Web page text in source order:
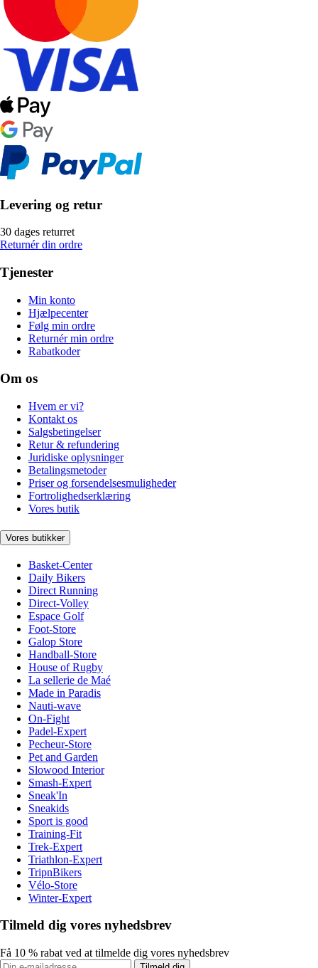
Levering og retur
30 dages returret
Returnér din ordre
Tjenester
Min konto
Hjælpecenter
Følg min ordre
Returnér min ordre
Rabatkoder
Om os
Hvem er vi?
Kontakt os
Salgsbetingelser
Retur & refundering
Juridiske oplysninger
Betalingsmetoder
Priser og forsendelsesmuligheder
Fortrolighedserklæring
Vores butik
Vores butikker
Basket-Center
Daily Bikers
Direct Running
Direct-Volley
Espace Golf
Foot-Store
Galop Store
Handball-Store
House of Rugby
La sellerie de Maé
Made in Paradis
Nauti-wave
On-Fight
Padel-Expert
Pecheur-Store
Pet and Garden
Slowood Interior
Smash-Expert
Sneak'In
Sneakids
Sport is good
Training-Fit
Trek-Expert
Triathlon-Expert
TripnBikers
Vélo-Store
Winter-Expert
Tilmeld dig vores nyhedsbrev
Få 10 % rabat ved at tilmelde dig vores nyhedsbrev